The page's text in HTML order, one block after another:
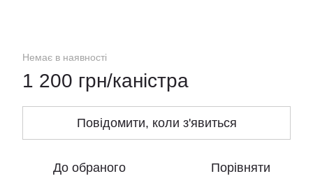
Немає в наявності
1 200 грн/каністра
Повідомити, коли з'явиться
До обраного Порівняти